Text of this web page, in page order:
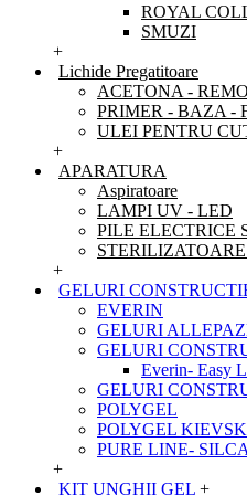
ROYAL
SMUZI
+
Lichide Pregatitoare
ACETONA -
PRIMER - BAZA -
ULEI PENTRU
+
APARATURA
Aspiratoare
LAMPI UV - LED
PILE ELECTRICE
+
GELURI
EVERIN
GELURI
GELURI
Everin- Easy
GELURI
POLYGEL
POLYGEL
PURE LINE-
+
KIT UNGHII GEL +